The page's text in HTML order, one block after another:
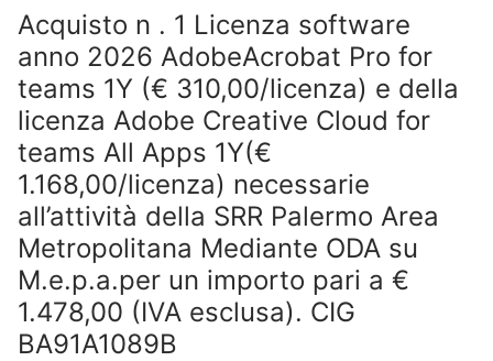
Acquisto n . 1 Licenza software
anno 2026 AdobeAcrobat Pro for
teams 1Y (€ 310,00/licenza) e della
licenza Adobe Creative Cloud for
teams All Apps 1Y(€
1.168,00/licenza) necessarie
all’attività della SRR Palermo Area
Metropolitana Mediante ODA su
M.e.p.a.per un importo pari a €
1.478,00 (IVA esclusa). CIG
BA91A1089B